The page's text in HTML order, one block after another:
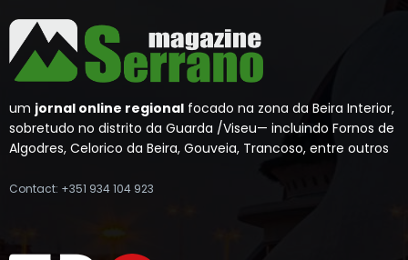
um jornal online regional focado na zona da Beira Interior,
sobretudo no distrito da Guarda /Viseu— incluindo Fornos de
Algodres, Celorico da Beira, Gouveia, Trancoso, entre outros
Contact: +351 934 104 923